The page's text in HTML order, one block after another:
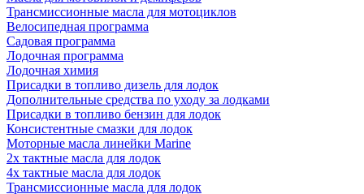
Трансмиссионные масла для мотоциклов
Велосипедная программа
Садовая программа
Лодочная программа
Лодочная химия
Присадки в топливо дизель для лодок
Дополнительные средства по уходу за лодками
Присадки в топливо бензин для лодок
Консистентные смазки для лодок
Моторные масла линейки Marine
2х тактные масла для лодок
4х тактные масла для лодок
Трансмиссионные масла для лодок